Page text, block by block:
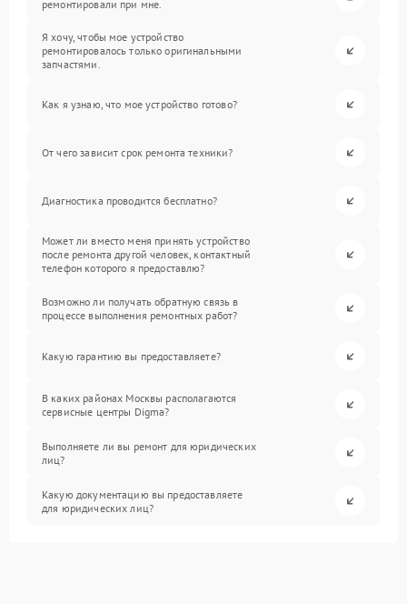
ремонтировали при мне.
Я хочу, чтобы мое устройство
ремонтировалось только оригинальными
запчастями.
Как я узнаю, что мое устройство готово?
От чего зависит срок ремонта техники?
Диагностика проводится бесплатно?
Может ли вместо меня принять устройство
после ремонта другой человек, контактный
телефон которого я предоставлю?
Возможно ли получать обратную связь в
процессе выполнения ремонтных работ?
Какую гарантию вы предоставляете?
В каких районах Москвы располагаются
сервисные центры Digma?
Выполняете ли вы ремонт для юридических
лиц?
Какую документацию вы предоставляете
для юридических лиц?